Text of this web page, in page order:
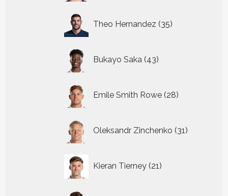
Theo Hernandez 35
producten
Bukayo Saka 43
producten
Emile Smith Rowe 28
producten
Oleksandr Zinchenko 31
producten
Kieran Tierney 21
producten